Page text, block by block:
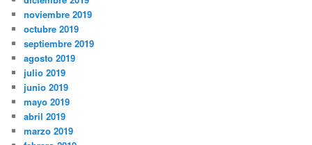
noviembre 2019
octubre 2019
septiembre 2019
agosto 2019
julio 2019
junio 2019
mayo 2019
abril 2019
marzo 2019